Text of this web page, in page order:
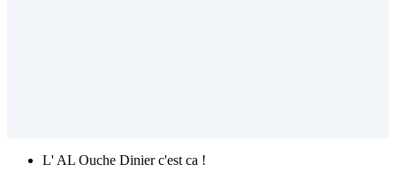
L' AL Ouche Dinier c'est ca !